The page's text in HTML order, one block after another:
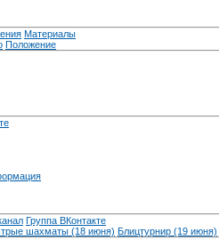
Материалы
Положение
Группа ВКонтакте
шахматы (18 июня) Блицтурнир (19 июня)